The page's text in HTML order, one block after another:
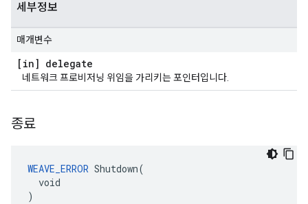
세부정보
매개변수
[in] delegate
네트워크 프로비저닝 위임을 가리키는 포인터입니다.
종료
WEAVE_ERROR Shutdown(
  void
)